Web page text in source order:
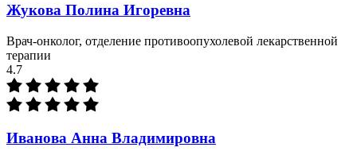
Жукова Полина Игоревна
Врач-онколог, отделение противоопухолевой лекарственной
терапии
4.7
Иванова Анна Владимировна